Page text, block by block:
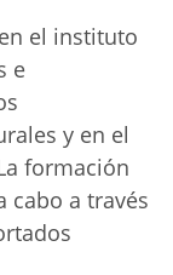
el instituto
e
y en el
formación
cabo a través